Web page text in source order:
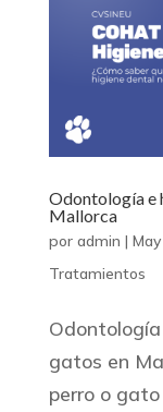
Odontología e
Mallorca
por admin |
Tratamientos
gatos en
perro o